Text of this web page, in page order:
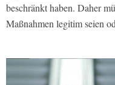
beschränkt haben. Daher
Maßnahmen legitim seien